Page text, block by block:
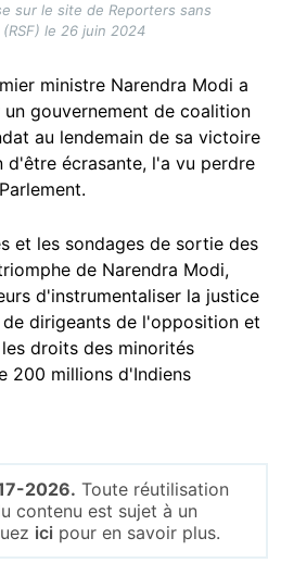
sur le site de Reporters sans
le 26 juin 2024
ministre Narendra Modi a
gouvernement de coalition
au lendemain de sa victoire
d'être écrasante, l'a vu perdre
et les sondages de sortie des
de Narendra Modi,
d'instrumentaliser la justice
dirigeants de l'opposition et
droits des minorités
200 millions d'Indiens
2026. Toute réutilisation
contenu est sujet à un
ici pour en savoir plus.